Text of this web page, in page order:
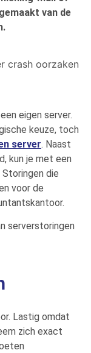
van de
eigen server.
keuze, toch
server. Naast
kun je met een
die
voor de
serverstoringen
Lastig omdat
zich exact